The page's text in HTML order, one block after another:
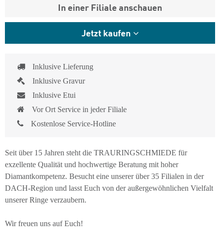
In einer Filiale anschauen
Jetzt kaufen
Inklusive Lieferung
Inklusive Gravur
Inklusive Etui
Vor Ort Service in jeder Filiale
Kostenlose Service-Hotline
Seit über 15 Jahren steht die TRAURINGSCHMIEDE für
exzellente Qualität und hochwertige Beratung mit hoher
Diamantkompetenz. Besucht eine unserer über 35 Filialen in der
DACH-Region und lasst Euch von der außergewöhnlichen Vielfalt
unserer Ringe verzaubern.
Wir freuen uns auf Euch!